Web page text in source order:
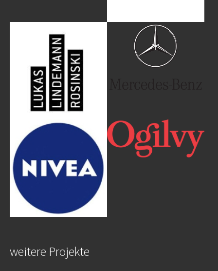
Show larger version
Show larger version Show larger version
weitere Projekte